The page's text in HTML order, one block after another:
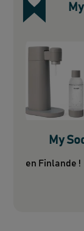
My
en Finlande !